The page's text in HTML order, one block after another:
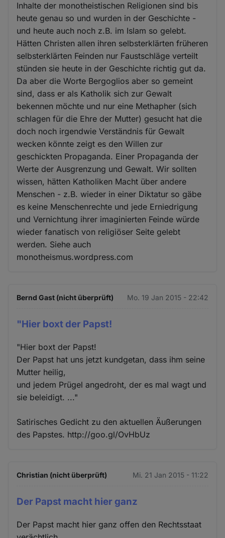
Inhalte der monotheistischen Religionen sind bis
heute genau so und wurden in der Geschichte -
und heute auch noch z.B. im Islam so gelebt.
Hätten Christen allen ihren selbsterklärten früheren
selbsterklärten Feinden nur Faustschläge verteilt
stünden sie heute in der Geschichte richtig gut da.
Da aber die Worte Bergoglios aber so gemeint
sind, dass er als Katholik sich zur Gewalt
bekennen möchte und nur eine Methapher (sich
schlagen für die Ehre der Mutter) gesucht hat die
doch noch irgendwie Verständnis für Gewalt
wecken könnte zeigt es den Willen zur
geschickten Propaganda. Einer Propaganda der
Werte der Ausgrenzung und Gewalt. Wir sollten
wissen, hätten Katholiken Macht über andere
Menschen - z.B. wieder in einer Diktatur so gäbe
es keine Menschenrechte und jede Erniedrigung
und Vernichtung ihrer imaginierten Feinde würde
wieder fanatisch von religiöser Seite gelebt
werden. Siehe auch
monotheismus.wordpress.com
Bernd Gast (nicht überprüft) Mo. 19 Jan 2015 - 22:42
"Hier boxt der Papst!
"Hier boxt der Papst!
Der Papst hat uns jetzt kundgetan, dass ihm seine
Mutter heilig,
und jedem Prügel angedroht, der es mal wagt und
sie beleidigt. ..."
Satirisches Gedicht zu den aktuellen Äußerungen
des Papstes. http://goo.gl/OvHbUz
Christian (nicht überprüft) Mi. 21 Jan 2015 - 11:22
Der Papst macht hier ganz
Der Papst macht hier ganz offen den Rechtsstaat